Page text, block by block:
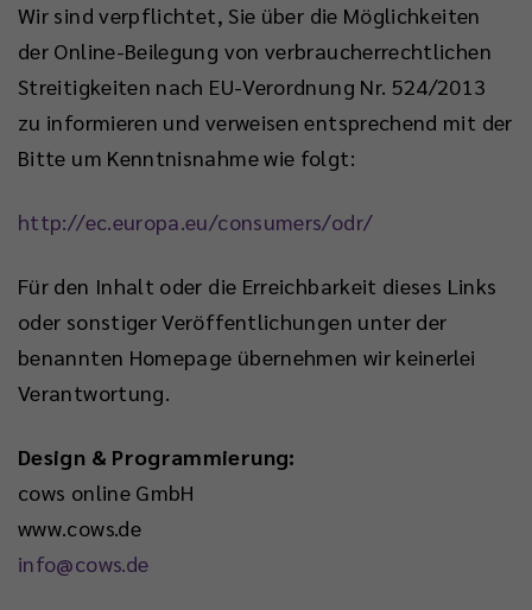
Wir sind verpflichtet, Sie über die Möglichkeiten
der Online-Beilegung von verbraucherrechtlichen
Streitigkeiten nach EU-Verordnung Nr. 524/2013
zu informieren und verweisen entsprechend mit der
Bitte um Kenntnisnahme wie folgt:
http://ec.europa.eu/consumers/odr/
Für den Inhalt oder die Erreichbarkeit dieses Links
oder sonstiger Veröffentlichungen unter der
benannten Homepage übernehmen wir keinerlei
Verantwortung.
Design & Programmierung:
cows online GmbH
www.cows.de
info@cows.de